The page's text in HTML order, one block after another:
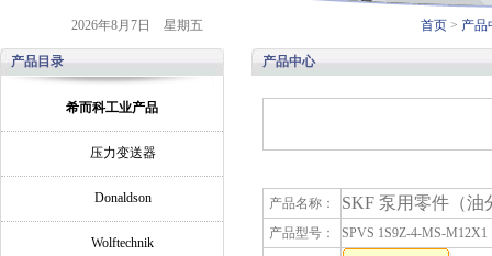
2026年8月7日 星期五 首页 > 产品
产品目录
希而科工业产品
压力变送器
Donaldson
Wolftechnik
产品中心
产品名称： SKF 泵用零件（油
产品型号： SPVS 1S9Z-4-MS-M12X1